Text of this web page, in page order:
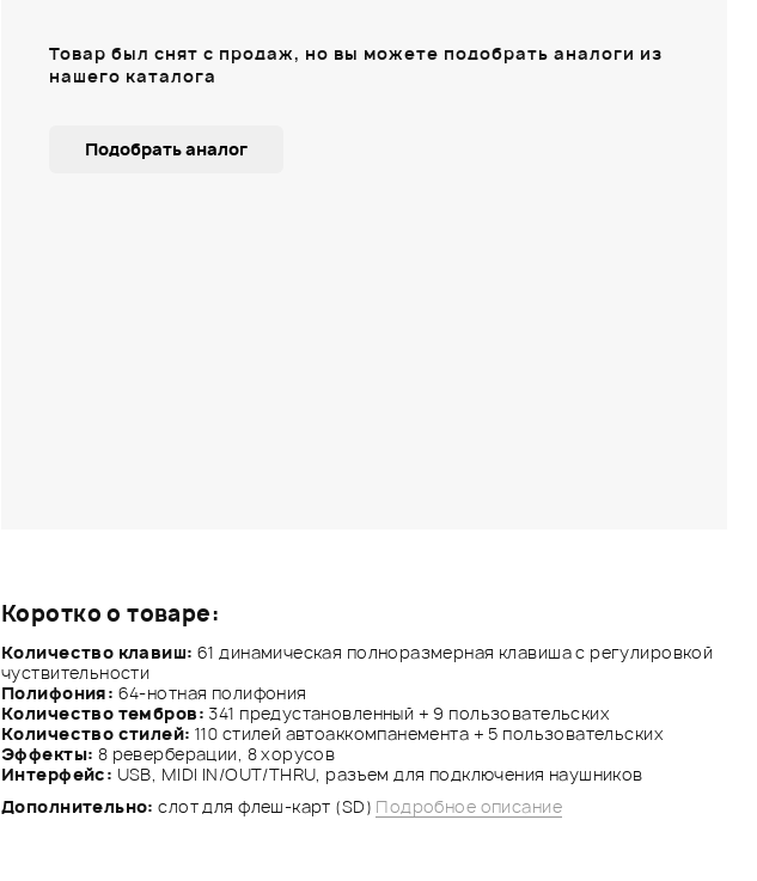
Коротко о товаре:
Количество клавиш: 61 динамическая полноразмерная клавиша с регулировкой
чуствительности
Полифония: 64-нотная полифония
Количество тембров: 341 предустановленный + 9 пользовательских
Количество стилей: 110 стилей автоаккомпанемента + 5 пользовательских
Эффекты: 8 реверберации, 8 хорусов
Интерфейс: USB, MIDI IN/OUT/THRU, разъем для подключения наушников
Дополнительно: слот для флеш-карт (SD) Подробное описание
Товар был снят с продаж, но вы можете подобрать аналоги из
нашего каталога
Подобрать аналог